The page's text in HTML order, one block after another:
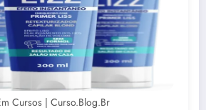
Cursos | Curso.blog.br